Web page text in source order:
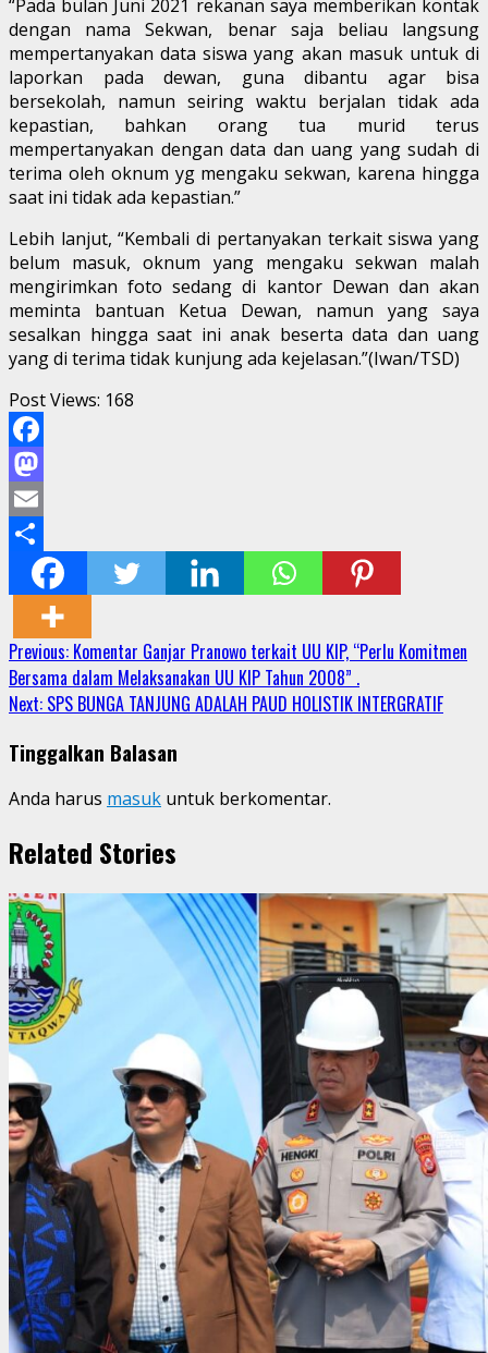
“Pada bulan Juni 2021 rekanan saya memberikan kontak
dengan nama Sekwan, benar saja beliau langsung
mempertanyakan data siswa yang akan masuk untuk di
laporkan pada dewan, guna dibantu agar bisa
bersekolah, namun seiring waktu berjalan tidak ada
kepastian, bahkan orang tua murid terus
mempertanyakan dengan data dan uang yang sudah di
terima oleh oknum yg mengaku sekwan, karena hingga
saat ini tidak ada kepastian.”
Lebih lanjut, “Kembali di pertanyakan terkait siswa yang
belum masuk, oknum yang mengaku sekwan malah
mengirimkan foto sedang di kantor Dewan dan akan
meminta bantuan Ketua Dewan, namun yang saya
sesalkan hingga saat ini anak beserta data dan uang
yang di terima tidak kunjung ada kejelasan.”(Iwan/TSD)
Post Views: 168
Facebook
Mastodon
Email
Share
Continue
Reading
Previous: Komentar Ganjar Pranowo terkait UU KIP, “Perlu Komitmen
Bersama dalam Melaksanakan UU KIP Tahun 2008” .
Next: SPS BUNGA TANJUNG ADALAH PAUD HOLISTIK INTERGRATIF
Tinggalkan Balasan
Anda harus masuk untuk berkomentar.
Related Stories